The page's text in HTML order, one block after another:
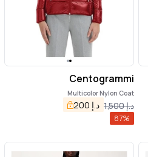
Centogrammi
Multicolor Nylon Coat
د.إ1,500 د.إ 200
87%